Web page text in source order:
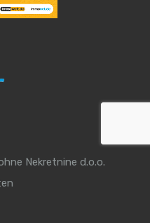
Nekretnine d.o.o.